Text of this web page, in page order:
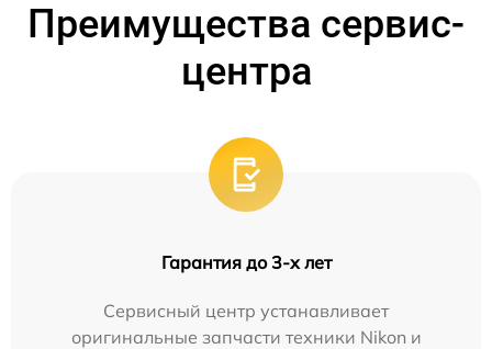
Преимущества сервис-
центра
Гарантия до 3-х лет
Сервисный центр устанавливает
оригинальные запчасти техники Nikon и